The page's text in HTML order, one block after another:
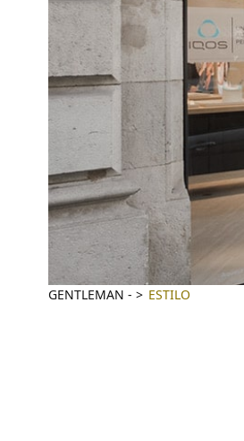
GENTLEMAN - ESTILO